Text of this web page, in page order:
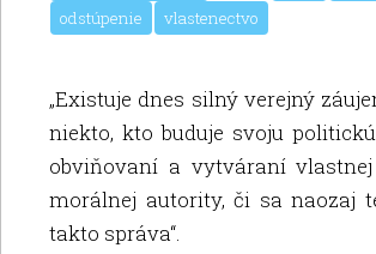
odstúpenie
vlastenectvo
„Existuje dnes silný verejný
niekto, kto buduje svoju
obviňovaní a vytváraní
morálnej autority, či sa naozaj
takto správa“.